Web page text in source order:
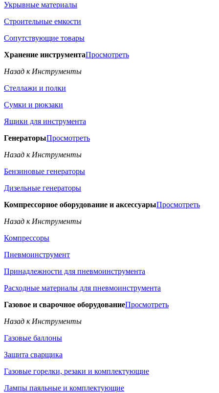
Укрывные материалы
Строительные емкости
Сопутствующие товары
Хранение инструментаПросмотреть
Назад к Инструменты
Стеллажи и полки
Сумки и рюкзаки
Ящики для инструмента
ГенераторыПросмотреть
Назад к Инструменты
Бензиновые генераторы
Дизельные генераторы
Компрессорное оборудование и аксессуарыПросмотреть
Назад к Инструменты
Компрессоры
Пневмоинструмент
Принадлежности для пневмоинструмента
Расходные материалы для пневмоинструмента
Газовое и сварочное оборудованиеПросмотреть
Назад к Инструменты
Газовые баллоны
Защита сварщика
Газовые горелки, резаки и комплектующие
Лампы паяльные и комплектующие